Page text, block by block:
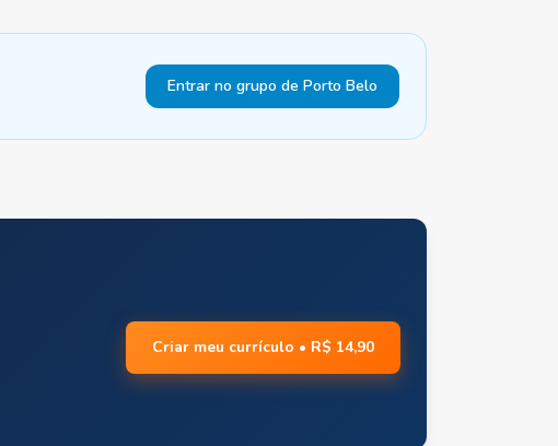
Entrar no grupo de Porto Belo
Criar meu currículo • R$ 14,90